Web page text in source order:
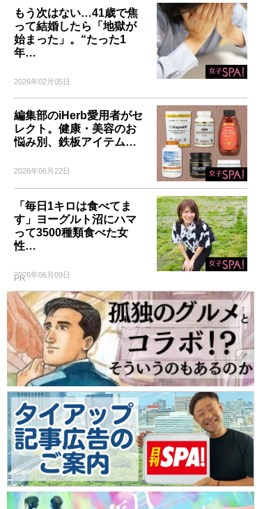
もう次はない…41歳で焦
って結婚したら「地獄が
始まった」。“たった1
年…
2026年02月05日
編集部のiHerb愛用者がセ
レクト。健康・美容のお
悩み別、鉄板アイテム…
2026年06月22日
「毎日1キロは食べてま
す」ヨーグルト沼にハマ
って3500種類食べた女
性…
2026年06月09日
PR